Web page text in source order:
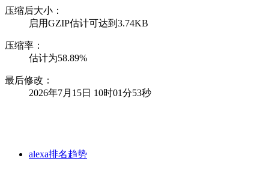
压缩后大小：
启用GZIP估计可达到3.74KB
压缩率：
估计为58.89%
最后修改：
2026年7月15日 10时01分53秒
alexa排名趋势